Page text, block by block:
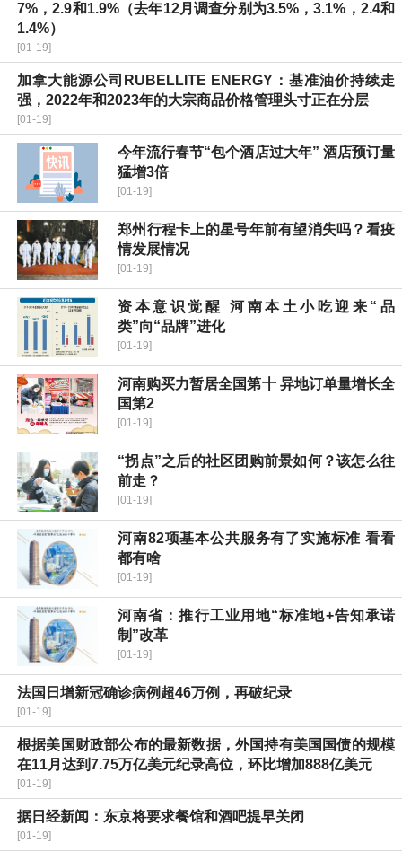
7%，2.9和1.9%（去年12月调查分别为3.5%，3.1%，2.4和
1.4%）
[01-19]
加拿大能源公司RUBELLITE ENERGY：基准油价持续走
强，2022年和2023年的大宗商品价格管理头寸正在分层
[01-19]
今年流行春节“包个酒店过大年” 酒店预订量
猛增3倍
[01-19]
郑州行程卡上的星号年前有望消失吗？看疫
情发展情况
[01-19]
资本意识觉醒 河南本土小吃迎来“品
类”向“品牌”进化
[01-19]
河南购买力暂居全国第十 异地订单量增长全
国第2
[01-19]
“拐点”之后的社区团购前景如何？该怎么往
前走？
[01-19]
河南82项基本公共服务有了实施标准 看看
都有啥
[01-19]
河南省：推行工业用地“标准地+告知承诺
制”改革
[01-19]
法国日增新冠确诊病例超46万例，再破纪录
[01-19]
根据美国财政部公布的最新数据，外国持有美国国债的规模
在11月达到7.75万亿美元纪录高位，环比增加888亿美元
[01-19]
据日经新闻：东京将要求餐馆和酒吧提早关闭
[01-19]